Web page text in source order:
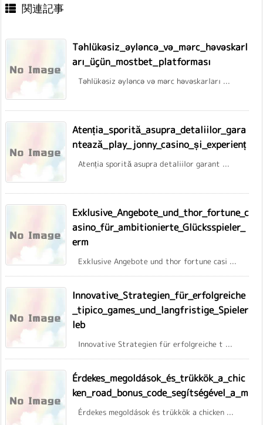
関連記事
Təhlükəsiz_əyləncə_və_mərc_həvəskarl
arı_üçün_mostbet_platforması
Təhlükəsiz əyləncə və mərc həvəskarları ...
Atenția_sporită_asupra_detaliilor_gara
ntează_play_jonny_casino_și_experienț
Atenția sporită asupra detaliilor garant ...
Exklusive_Angebote_und_thor_fortune_c
asino_für_ambitionierte_Glücksspieler_
erm
Exklusive Angebote und thor fortune casi ...
Innovative_Strategien_für_erfolgreiche
_tipico_games_und_langfristige_Spieler
leb
Innovative Strategien für erfolgreiche t ...
Érdekes_megoldások_és_trükkök_a_chic
ken_road_bonus_code_segítségével_a_m
Érdekes megoldások és trükkök a chicken ...